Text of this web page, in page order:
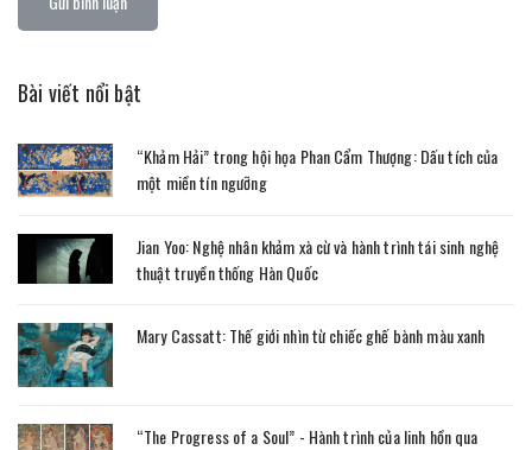
Bài viết nổi bật
“Khảm Hải” trong hội họa Phan Cẩm Thượng: Dấu tích của
một miền tín ngưỡng
Jian Yoo: Nghệ nhân khảm xà cừ và hành trình tái sinh nghệ
thuật truyền thống Hàn Quốc
Mary Cassatt: Thế giới nhìn từ chiếc ghế bành màu xanh
“The Progress of a Soul” - Hành trình của linh hồn qua